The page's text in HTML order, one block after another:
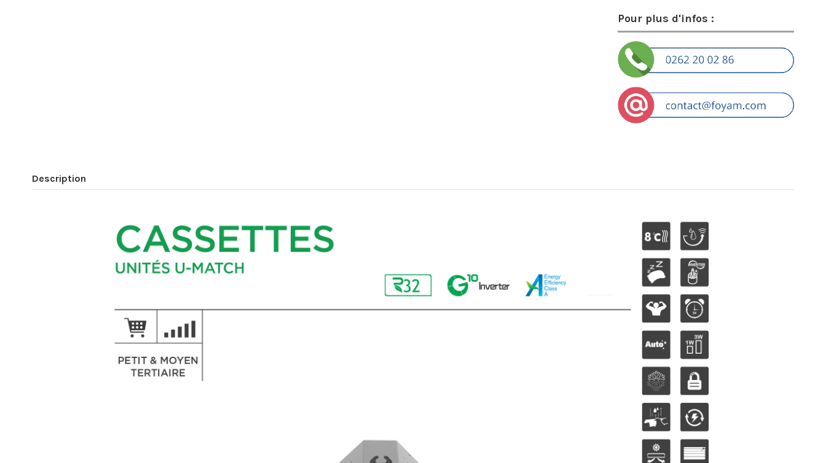
Pour plus d'infos :
Description